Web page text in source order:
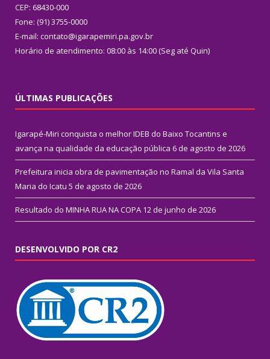
CEP: 68430-000
Fone: (91) 3755-0000
E-mail: contato@igarapemiri.pa.gov.br
Horário de atendimento: 08:00 às 14:00 (Seg até Quin)
ÚLTIMAS PUBLICAÇÕES
Igarapé-Miri conquista o melhor IDEB do Baixo Tocantins e
avança na qualidade da educação pública 6 de agosto de 2026
Prefeitura inicia obra de pavimentação no Ramal da Vila Santa
Maria do Icatu 5 de agosto de 2026
Resultado do MINHA RUA NA COPA 12 de junho de 2026
DESENVOLVIDO POR CR2